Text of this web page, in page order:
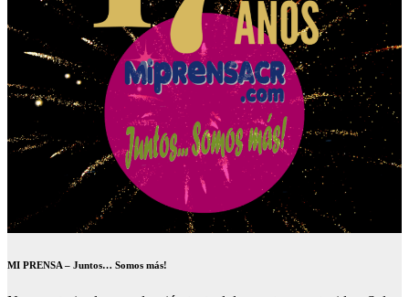
MI PRENSA – Juntos… Somos más!